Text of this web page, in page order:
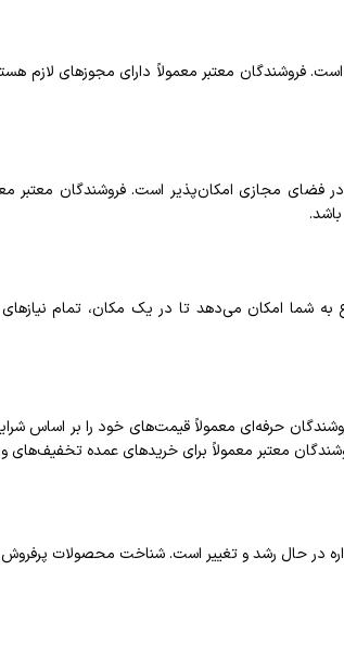
است. فروشندگان معتبر معمولاً دارای مجوزهای لازم
فضای مجازی امکان‌پذیر است. فروشندگان معتبر
شما امکان می‌دهد تا در یک مکان، تمام
حرفه‌ای معمولاً قیمت‌های خود را بر اساس
معتبر معمولاً برای خریدهای عمده تخفیف‌های
همواره در حال رشد و تغییر است. شناخت محصولات